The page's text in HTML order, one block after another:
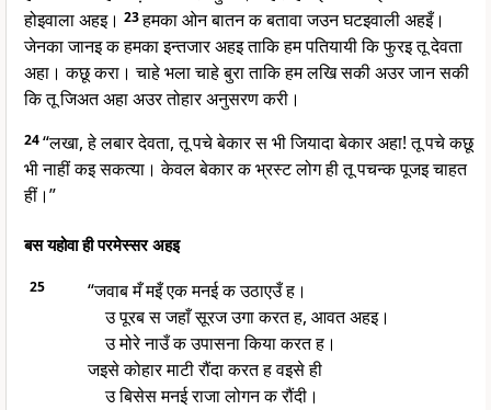
होइवाला अहइ। 23हमका ओन बातन क बतावा जउन घटइवाली अहइँ।
जेनका जानइ क हमका इन्तजार अहइ ताकि हम पतियायी कि फुरइ तू देवता
अहा। कछू करा। चाहे भला चाहे बुरा ताकि हम लखि सकी अउर जान सकी
कि तू जिअत अहा अउर तोहार अनुसरण करी।
24“लखा, हे लबार देवता, तू पचे बेकार स भी जियादा बेकार अहा! तू पचे कछू
भी नाहीं कइ सकत्या। केवल बेकार क भ्रस्ट लोग ही तू पचन्क पूजइ चाहत
हीं।”
बस यहोवा ही परमेस्सर अहइ
25
“जवाब मँ मइँ एक मनई क उठाएउँ ह।
उ पूरब स जहाँ सूरज उगा करत ह, आवत अहइ।
उ मोरे नाउँ क उपासना किया करत ह।
जइसे कोहार माटी रौंदा करत ह वइसे ही
उ बिसेस मनई राजा लोगन क रौंदी।